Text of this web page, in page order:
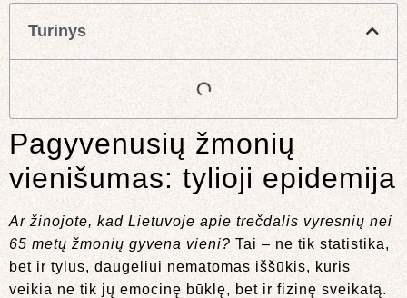
Turinys
Pagyvenusių žmonių
vienišumas: tylioji epidemija
Ar žinojote, kad Lietuvoje apie trečdalis vyresnių nei
65 metų žmonių gyvena vieni? Tai – ne tik statistika,
bet ir tylus, daugeliui nematomas iššūkis, kuris
veikia ne tik jų emocinę būklę, bet ir fizinę sveikatą.